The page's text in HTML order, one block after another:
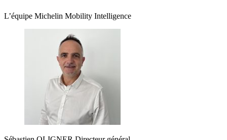
L’équipe Michelin Mobility Intelligence